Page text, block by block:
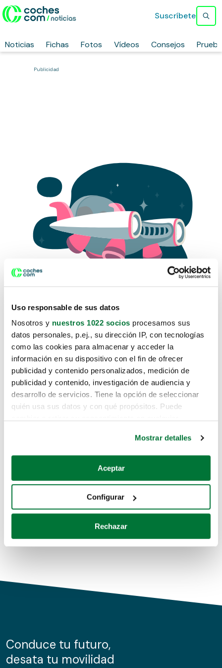
Uso responsable de sus datos
Nosotros y nuestros 1022 socios procesamos sus
datos personales, p.ej., su dirección IP, con tecnologías
como las cookies para almacenar y acceder la
información en su dispositivo con el fin de ofrecer
publicidad y contenido personalizados, medición de
publicidad y contenido, investigación de audiencia y
desarrollo de servicios. Tiene la opción de seleccionar
quién usa sus datos y con qué propósitos. Puede
Si lo permite, también quisiéramos:
Recopilar información sobre su ubicación geográfica
Identificar su dispositivo analizándolo activamente
para buscar características específicas (huellas
Obtenga más información sobre cómo se procesan sus
de cookies.
información sobre el uso que haga del sitio web con
nuestros partners de redes sociales, publicidad y análisis
Mostrar detalles
Aceptar
Configurar
Rechazar
Noticias Fichas Fotos Vídeos Consejos
Suscríbete
Publicidad
Lo sentimos, no sabemos como
te hemos traido hasta aquí.
Pero puedes encontrar el coche que estás
buscando en alguno de estos enlaces:
Coches de segunda mano
Coches de km0
Conduce tu futuro,
desata tu movilidad